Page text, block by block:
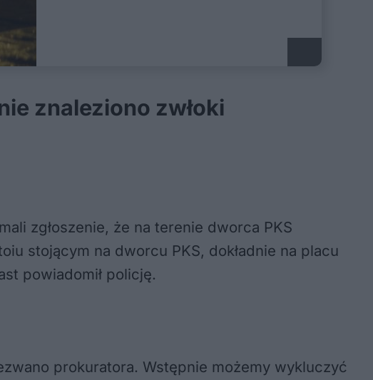
znaleziono zwłoki
zgłoszenie, że na terenie dworca PKS
stojącym na dworcu PKS, dokładnie na placu
powiadomił policję.
prokuratora. Wstępnie możemy wykluczyć